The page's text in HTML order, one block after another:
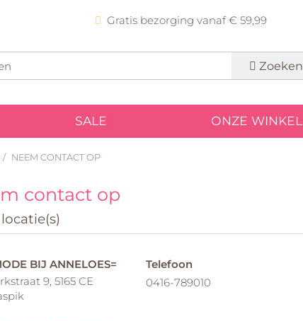
Gratis bezorging vanaf € 59,99
Zoeken
SALE ONZE WINKEL
/ NEEM CONTACT OP
contact op
BIJ ANNELOES=
9, 5165 CE
Telefoon
0416-789010